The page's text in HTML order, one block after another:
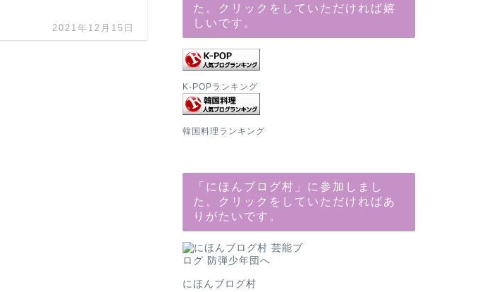
2021年12月15日
た。クリックをしていただければ嬉
しいです。
K-POPランキング
韓国料理ランキング
「にほんブログ村」に参加しまし
た。クリックをしていただければあ
りがたいです。
にほんブログ村